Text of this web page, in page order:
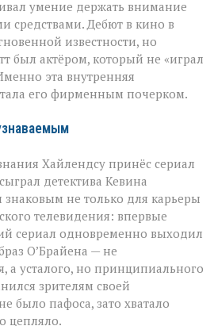
умение держать внимание
средствами. Дебют в кино в
известности, но
был актёром, который не «играл
эта внутренняя
его фирменным почерком.
Хайлендсу принёс сериал
детектива Кевина
знаковым не только для карьеры
телевидения: впервые
сериал одновременно выходил
О’Брайена — не
а усталого, но принципиального
зрителям своей
было пафоса, зато хватало
цепляло.